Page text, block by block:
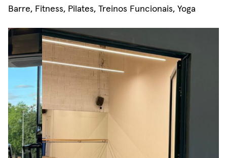
Barre, Fitness, Pilates, Treinos Funcionais, Yoga